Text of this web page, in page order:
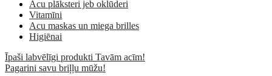
Acu plāksteri jeb oklūderi
Vitamīni
Acu maskas un miega brilles
Higiēnai
Īpaši labvēlīgi produkti Tavām acīm!
Pagarini savu briļļu mūžu!